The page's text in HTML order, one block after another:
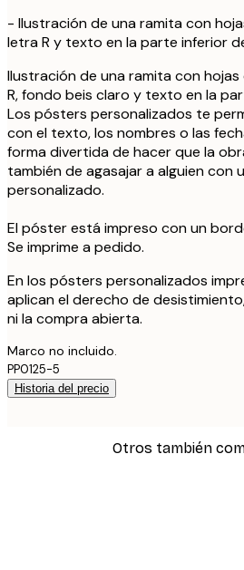
- Ilustración de una ramita con
letra R y texto en la parte inferior
Ilustración de una ramita con
R, fondo beis claro y texto en la
Los pósters personalizados te
con el texto, los nombres o las
forma divertida de hacer que la
también de agasajar a alguien con
personalizado.
El póster está impreso con un
Se imprime a pedido.
En los pósters personalizados
aplican el derecho de
ni la compra abierta.
Marco no incluido.
PP0125-5
Historia del precio
Otros también